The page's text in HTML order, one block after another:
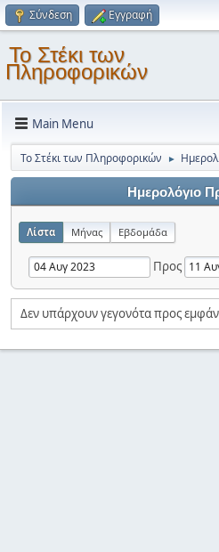
Σύνδεση Εγγραφή
Το Στέκι των
Πληροφορικών
Main Menu
Το Στέκι των Πληροφορικών ►
Ημερολόγιο
Λίστα Μήνας Εβδομάδα
Προς
Δεν υπάρχουν γεγονότα προς